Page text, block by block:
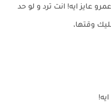
عايز ايه! انت ترد و لو حد
وقتها،